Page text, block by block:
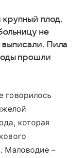
плод.
не
выписали. Пила
прошли
говорилось
которая
Маловодие –